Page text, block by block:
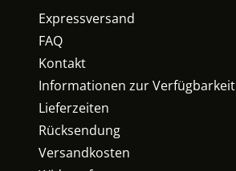
Expressversand
FAQ
Kontakt
Informationen zur Verfügbarkeit
Lieferzeiten
Rücksendung
Versandkosten